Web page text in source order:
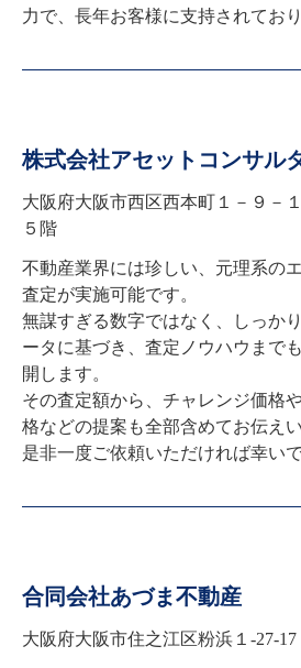
力で、長年お客様に支持されており
株式会社アセットコンサル
大阪府大阪市西区西本町１－９－
５階
不動産業界には珍しい、元理系の
査定が実施可能です。
無謀すぎる数字ではなく、しっか
ータに基づき、査定ノウハウまで
開します。
その査定額から、チャレンジ価格
格などの提案も全部含めてお伝えい
是非一度ご依頼いただければ幸いで
合同会社あづま不動産
大阪府大阪市住之江区粉浜１-27-17